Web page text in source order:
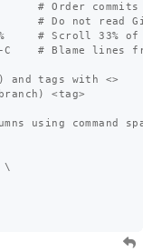
# Order commits
# Do not read
# Scroll 33% of
-C    # Blame lines
and tags with <>
<tag>
using command
\